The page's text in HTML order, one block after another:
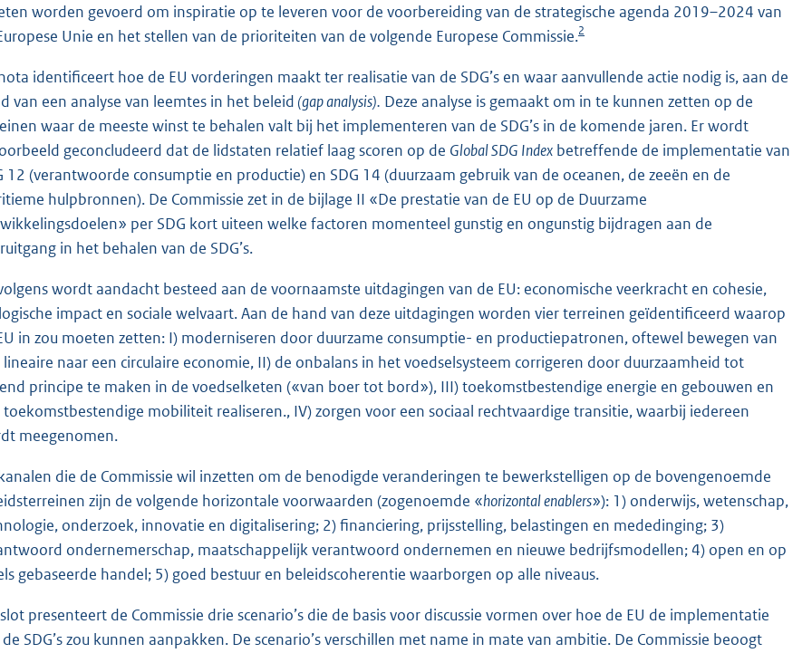
worden gevoerd om inspiratie op te leveren voor de voorbereiding van de strategische agenda 2019–2024 van
Unie en het stellen van de prioriteiten van de volgende Europese Commissie.2
identificeert hoe de EU vorderingen maakt ter realisatie van de SDG’s en waar aanvullende actie nodig is, aan de
van een analyse van leemtes in het beleid (gap analysis). Deze analyse is gemaakt om in te kunnen zetten op de
waar de meeste winst te behalen valt bij het implementeren van de SDG’s in de komende jaren. Er wordt
geconcludeerd dat de lidstaten relatief laag scoren op de Global SDG Index betreffende de implementatie van
12 (verantwoorde consumptie en productie) en SDG 14 (duurzaam gebruik van de oceanen, de zeeën en de
hulpbronnen). De Commissie zet in de bijlage II «De prestatie van de EU op de Duurzame
per SDG kort uiteen welke factoren momenteel gunstig en ongunstig bijdragen aan de
in het behalen van de SDG’s.
wordt aandacht besteed aan de voornaamste uitdagingen van de EU: economische veerkracht en cohesie,
impact en sociale welvaart. Aan de hand van deze uitdagingen worden vier terreinen geïdentificeerd waarop
in zou moeten zetten: I) moderniseren door duurzame consumptie- en productiepatronen, oftewel bewegen van
lineaire naar een circulaire economie, II) de onbalans in het voedselsysteem corrigeren door duurzaamheid tot
principe te maken in de voedselketen («van boer tot bord»), III) toekomstbestendige energie en gebouwen en
toekomstbestendige mobiliteit realiseren., IV) zorgen voor een sociaal rechtvaardige transitie, waarbij iedereen
meegenomen.
die de Commissie wil inzetten om de benodigde veranderingen te bewerkstelligen op de bovengenoemde
zijn de volgende horizontale voorwaarden (zogenoemde «horizontal enablers»): 1) onderwijs, wetenschap,
onderzoek, innovatie en digitalisering; 2) financiering, prijsstelling, belastingen en mededinging; 3)
ondernemerschap, maatschappelijk verantwoord ondernemen en nieuwe bedrijfsmodellen; 4) open en op
gebaseerde handel; 5) goed bestuur en beleidscoherentie waarborgen op alle niveaus.
presenteert de Commissie drie scenario’s die de basis voor discussie vormen over hoe de EU de implementatie
SDG’s zou kunnen aanpakken. De scenario’s verschillen met name in mate van ambitie. De Commissie beoogt